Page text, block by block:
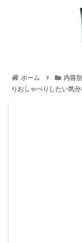
ホーム 内容別
りおしゃべりしたい気